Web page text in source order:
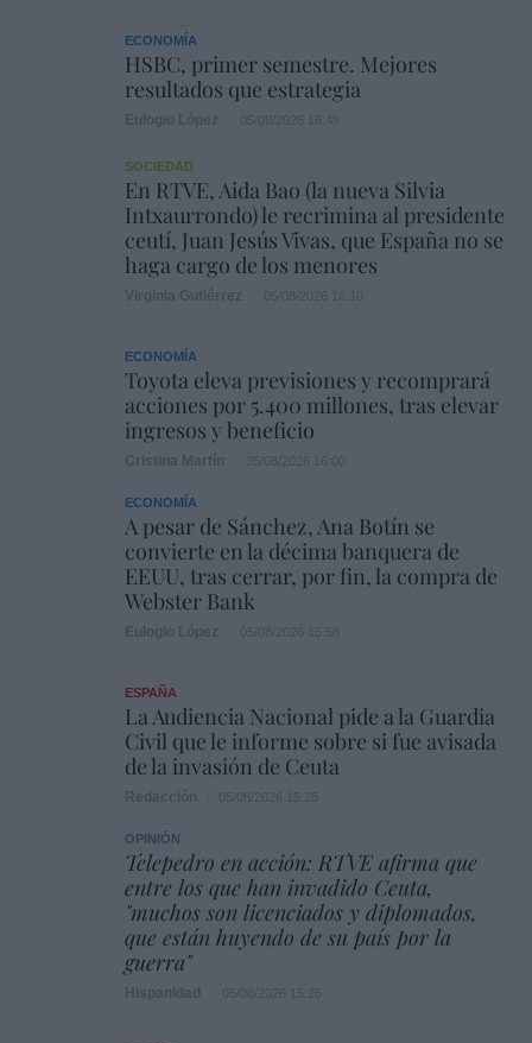
ECONOMÍA
HSBC, primer semestre. Mejores
resultados que estrategia
SOCIEDAD
En RTVE, Aida Bao (la nueva Silvia
Intxaurrondo) le recrimina al presidente
ceutí, Juan Jesús Vivas, que España no se
haga cargo de los menores
ECONOMÍA
Toyota eleva previsiones y recomprará
acciones por 5.400 millones, tras elevar
ingresos y beneficio
ECONOMÍA
A pesar de Sánchez, Ana Botín se
convierte en la décima banquera de
EEUU, tras cerrar, por fin, la compra de
Webster Bank
ESPAÑA
La Audiencia Nacional pide a la Guardia
Civil que le informe sobre si fue avisada
de la invasión de Ceuta
OPINIÓN
Telepedro en acción: RTVE afirma que
entre los que han invadido Ceuta,
"muchos son licenciados y diplomados,
que están huyendo de su país por la
guerra"